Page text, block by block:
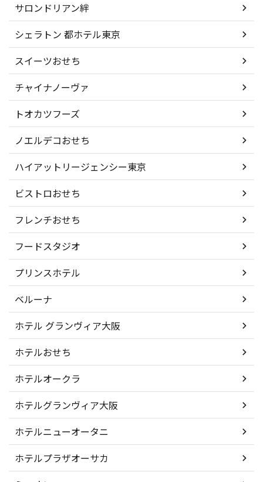
サロンドリアン絆
シェラトン 都ホテル東京
スイーツおせち
チャイナノーヴァ
トオカツフーズ
ノエルデコおせち
ハイアットリージェンシー東京
ビストロおせち
フレンチおせち
フードスタジオ
プリンスホテル
ベルーナ
ホテル グランヴィア大阪
ホテルおせち
ホテルオークラ
ホテルグランヴィア大阪
ホテルニューオータニ
ホテルプラザオーサカ